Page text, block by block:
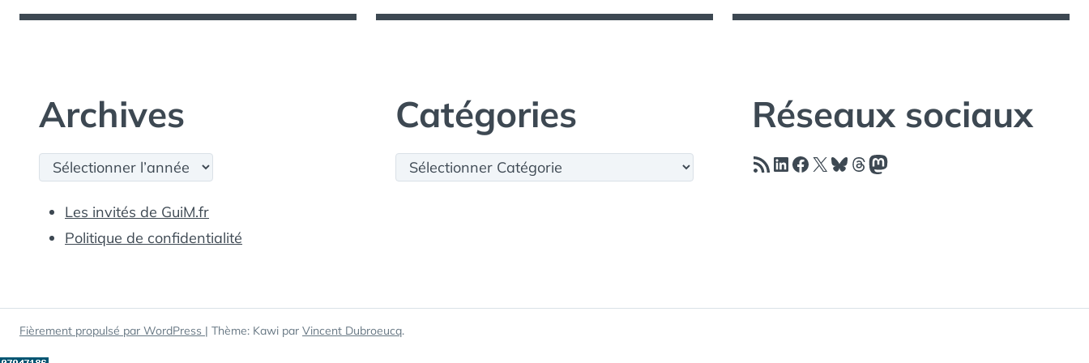
UN
Archives
Archives
Les invités de GuiM.fr
Politique de confidentialité
Catégories
Catégories
Réseaux sociaux
Flux RSSLinkedIn
Facebook
X Bluesky
Threads
Mastodon
Fièrement propulsé par WordPress | Thème: Kawi par Vincent Dubroeucq.